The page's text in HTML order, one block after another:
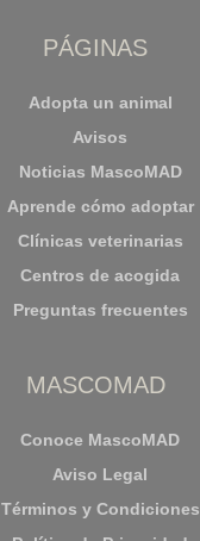
PÁGINAS
Adopta un animal
Avisos
Noticias MascoMAD
Aprende cómo adoptar
Clínicas veterinarias
Centros de acogida
Preguntas frecuentes
MASCOMAD
Conoce MascoMAD
Aviso Legal
Términos y Condiciones